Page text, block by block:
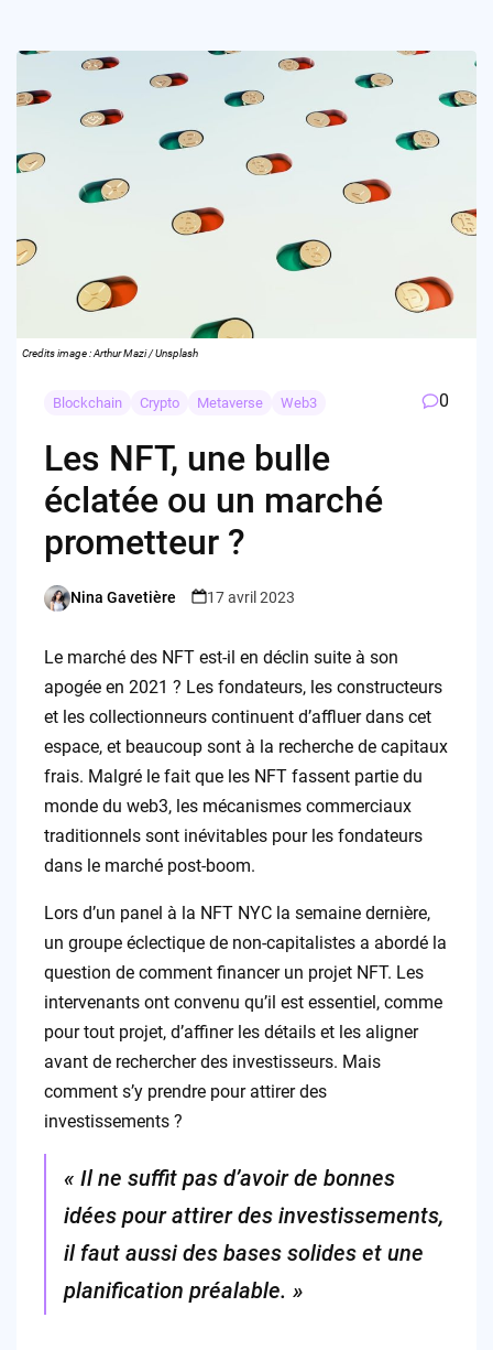
Credits image : Arthur Mazi / Unsplash
Blockchain Crypto Metaverse Web3 0
Les NFT, une bulle
éclatée ou un marché
prometteur ?
Posted
Nina Gavetière 17 avril 2023
Le marché des NFT est-il en déclin suite à son
apogée en 2021 ? Les fondateurs, les constructeurs
et les collectionneurs continuent d’affluer dans cet
espace, et beaucoup sont à la recherche de capitaux
frais. Malgré le fait que les NFT fassent partie du
monde du web3, les mécanismes commerciaux
traditionnels sont inévitables pour les fondateurs
dans le marché post-boom.
Lors d’un panel à la NFT NYC la semaine dernière,
un groupe éclectique de non-capitalistes a abordé la
question de comment financer un projet NFT. Les
intervenants ont convenu qu’il est essentiel, comme
pour tout projet, d’affiner les détails et les aligner
avant de rechercher des investisseurs. Mais
comment s’y prendre pour attirer des
investissements ?
« Il ne suffit pas d’avoir de bonnes
idées pour attirer des investissements,
il faut aussi des bases solides et une
planification préalable. »